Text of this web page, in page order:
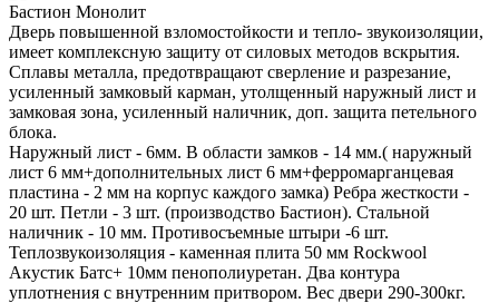
Бастион Монолит
Дверь повышенной взломостойкости и тепло- звукоизоляции,
имеет комплексную защиту от силовых методов вскрытия.
Сплавы металла, предотвращают сверление и разрезание,
усиленный замковый карман, утолщенный наружный лист и
замковая зона, усиленный наличник, доп. защита петельного
блока.
Наружный лист - 6мм. В области замков - 14 мм.( наружный
лист 6 мм+дополнительных лист 6 мм+ферромарганцевая
пластина - 2 мм на корпус каждого замка) Ребра жесткости -
20 шт. Петли - 3 шт. (производство Бастион). Стальной
наличник - 10 мм. Противосъемные штыри -6 шт.
Теплозвукоизоляция - каменная плита 50 мм Rockwool
Акустик Батс+ 10мм пенополиуретан. Два контура
уплотнения с внутренним притвором. Вес двери 290-300кг.